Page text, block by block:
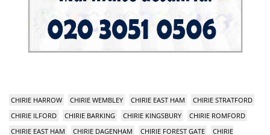
CHIRIE HARROW CHIRIE WEMBLEY CHIRIE EAST HAM
CHIRIE STRATFORD
CHIRIE ILFORD
CHIRIE BARKING CHIRIE KINGSBURY
CHIRIE ROMFORD
CHIRIE EAST HAM
CHIRIE DAGENHAM CHIRIE FOREST GATE
CHIRIE